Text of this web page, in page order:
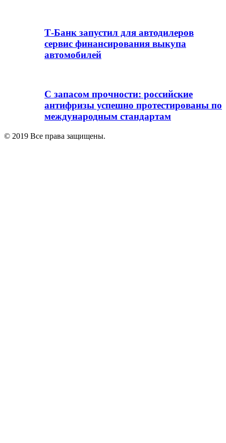
Т-Банк запустил для автодилеров
сервис финансирования выкупа
автомобилей
С запасом прочности: российские
антифризы успешно протестированы по
международным стандартам
© 2019 Все права защищены.